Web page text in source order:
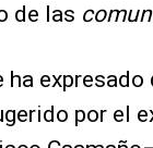
de las
ha
por el